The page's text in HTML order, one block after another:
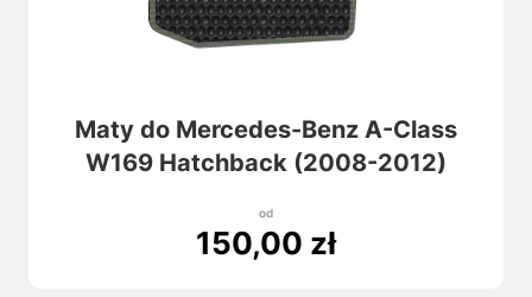
Maty do Mercedes-Benz A-Class
W169 Hatchback (2008-2012)
od
150,00 zł